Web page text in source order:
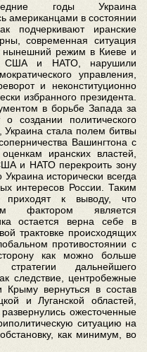
годы Украина
американцами в состоянии
подчеркивают иранские
современная ситуация
нынешний режим в Киеве и
США и НАТО, нарушили
управления,
и неконституционно
избранного президента.
в борьбе Запада за
создании политического
Украина стала полем битвы
Вашингтона с
иранских властей,
и НАТО перекроить зону
исторически всегда
интересов России. Таким
приходят к выводу, что
фактором является
остается верна себе в
трактовке происходящих
противостоянии с
как можно больше
стратегии дальнейшего
следствие, центробежные
Крыму вернуться в состав
и Луганской областей,
ожесточенные
ситуацию на
как минимум, во